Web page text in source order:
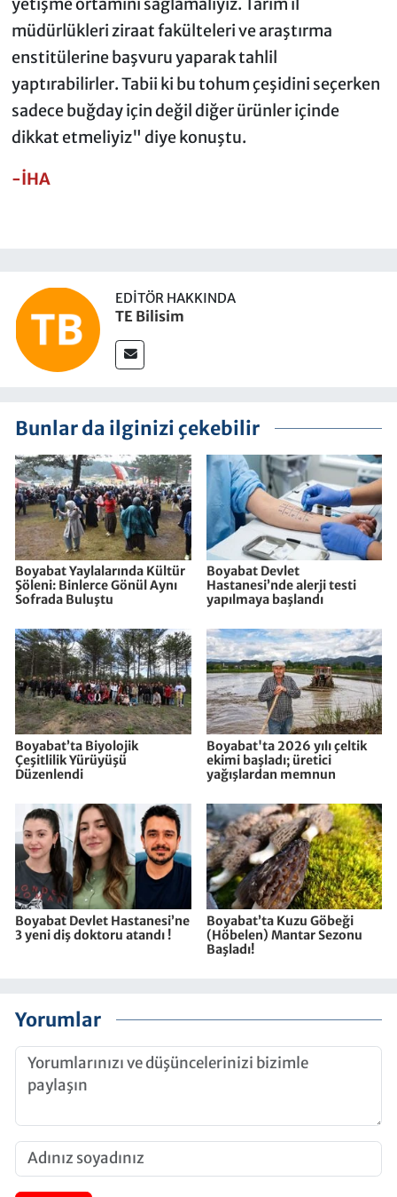
yetişme ortamını sağlamalıyız. Tarım il
müdürlükleri ziraat fakülteleri ve araştırma
enstitülerine başvuru yaparak tahlil
yaptırabilirler. Tabii ki bu tohum çeşidini seçerken
sadece buğday için değil diğer ürünler içinde
dikkat etmeliyiz" diye konuştu.
-İHA
EDITÖR HAKKINDA
TE Bilisim
Bunlar da ilginizi çekebilir
Boyabat Yaylalarında Kültür
Şöleni: Binlerce Gönül Aynı
Sofrada Buluştu
Boyabat Devlet
Hastanesi’nde alerji testi
yapılmaya başlandı
Boyabat’ta Biyolojik
Çeşitlilik Yürüyüşü
Düzenlendi
Boyabat'ta 2026 yılı çeltik
ekimi başladı; üretici
yağışlardan memnun
Boyabat Devlet Hastanesi’ne
3 yeni diş doktoru atandı !
Boyabat’ta Kuzu Göbeği
(Höbelen) Mantar Sezonu
Başladı!
Yorumlar